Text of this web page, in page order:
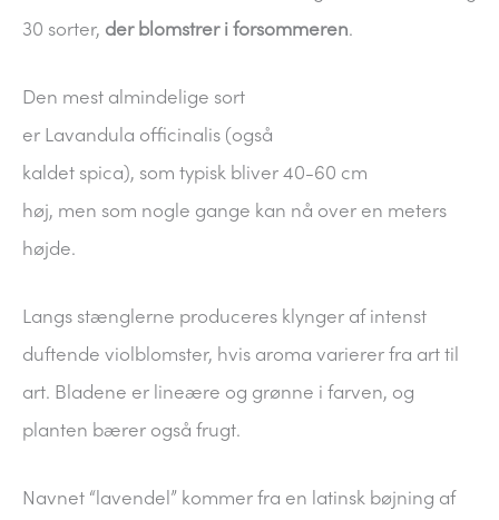
30 sorter, der blomstrer i forsommeren.
Den mest almindelige sort
er Lavandula officinalis (også
kaldet spica), som typisk bliver 40-60 cm
høj, men som nogle gange kan nå over en meters
højde.
Langs stænglerne produceres klynger af intenst
duftende violblomster, hvis aroma varierer fra art til
art. Bladene er lineære og grønne i farven, og
planten bærer også frugt.
Navnet “lavendel” kommer fra en latinsk bøjning af